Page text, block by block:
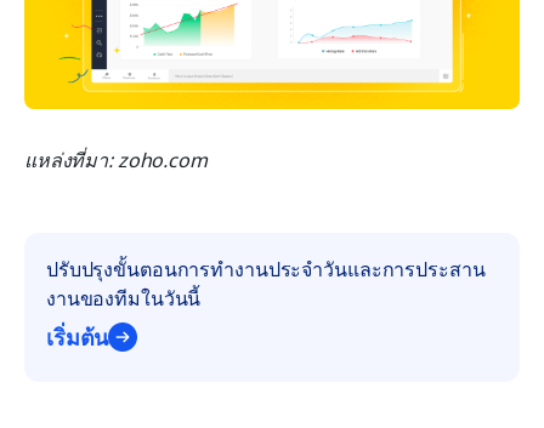
แหล่งที่มา: zoho.com
ปรับปรุงขั้นตอนการทำงานประจำวันและการประสาน
งานของทีมในวันนี้
เริ่มต้น